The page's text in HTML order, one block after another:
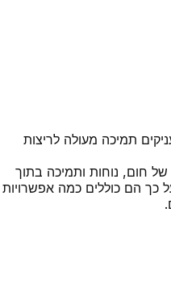
תמיכה מעולה לריצות
חום, נוחות ותמיכה בתוך
כך הם כוללים כמה אפשרויות